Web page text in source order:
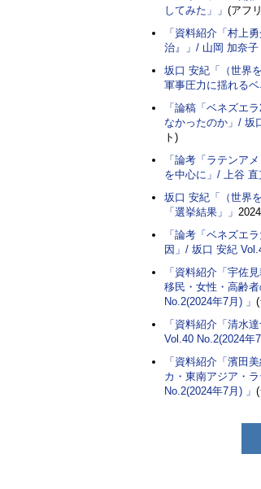
してみた」」 (アフ
「資料紹介「村上
治』」/ 山岡 加奈子
坂口 安紀 「（世界
軍事圧力に揺れるベ
「論稿「ベネズエ
なかったのか」/ 坂
ト)
「論考「ラテンア
を中心に」/ 上谷 直
坂口 安紀 「（世界
「選挙結果」」
「論考「ベネズエ
因」/ 坂口 安紀
「資料紹介「宇佐
移民・女性・高齢
No.2(2024年7月) 」
「資料紹介「清水
Vol.40 No.2(2024年7
「資料紹介「濱田
カ・東南アジア・
No.2(2024年7月) 」